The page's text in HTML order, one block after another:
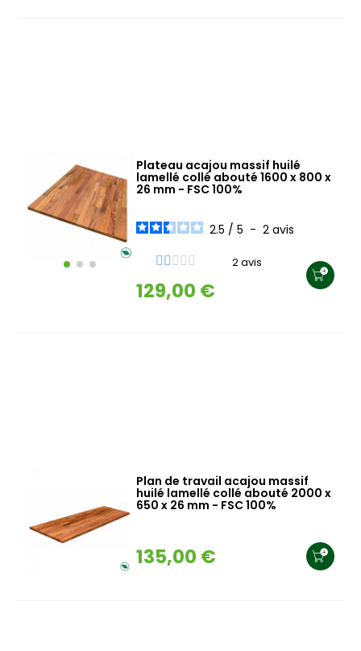
Plateau acajou massif huilé
lamellé collé abouté 1600 x 800 x
26 mm - FSC 100%
2.5 / 5 - 2 avis
2 avis
129,00 €
Plan de travail acajou massif
huilé lamellé collé abouté 2000 x
650 x 26 mm - FSC 100%
135,00 €